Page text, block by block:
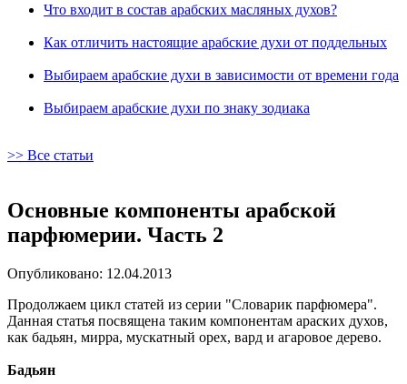
Что входит в состав арабских масляных духов?
Как отличить настоящие арабские духи от поддельных
Выбираем арабские духи в зависимости от времени года
Выбираем арабские духи по знаку зодиака
>> Все статьи
Основные компоненты арабской
парфюмерии. Часть 2
Опубликовано: 12.04.2013
Продолжаем цикл статей из серии "Словарик парфюмера".
Данная статья посвящена таким компонентам араских духов,
как бадьян, мирра, мускатный орех, вард и агаровое дерево.
Бадьян